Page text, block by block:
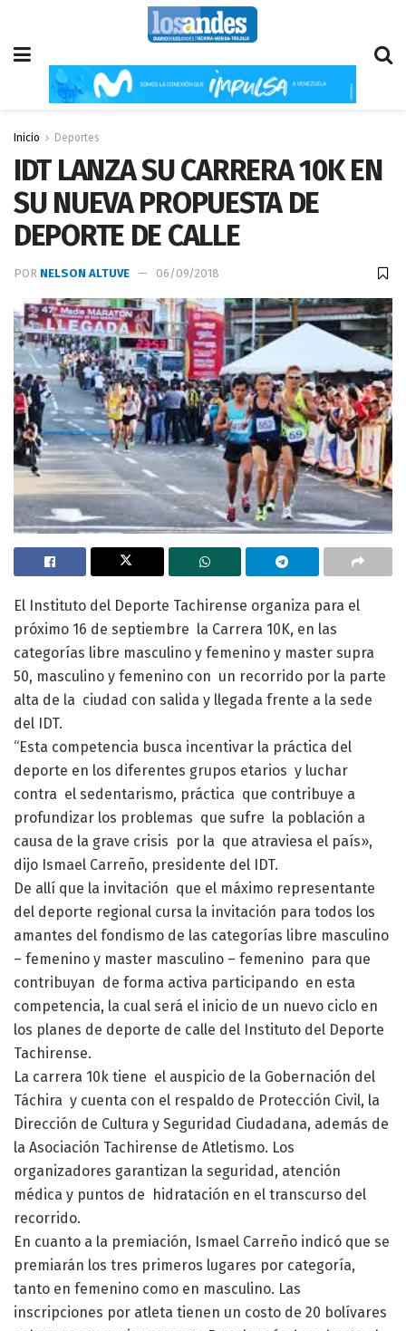
Inicio Deportes
IDT LANZA SU CARRERA 10K EN
SU NUEVA PROPUESTA DE
DEPORTE DE CALLE
POR NELSON ALTUVE 06/09/2018
El Instituto del Deporte Tachirense organiza para el
próximo 16 de septiembre la Carrera 10K, en las
categorías libre masculino y femenino y master supra
50, masculino y femenino con un recorrido por la parte
alta de la ciudad con salida y llegada frente a la sede
del IDT.
“Esta competencia busca incentivar la práctica del
deporte en los diferentes grupos etarios y luchar
contra el sedentarismo, práctica que contribuye a
profundizar los problemas que sufre la población a
causa de la grave crisis por la que atraviesa el país»,
dijo Ismael Carreño, presidente del IDT.
De allí que la invitación que el máximo representante
del deporte regional cursa la invitación para todos los
amantes del fondismo de las categorías libre masculino
– femenino y master masculino – femenino para que
contribuyan de forma activa participando en esta
competencia, la cual será el inicio de un nuevo ciclo en
los planes de deporte de calle del Instituto del Deporte
Tachirense.
La carrera 10k tiene el auspicio de la Gobernación del
Táchira y cuenta con el respaldo de Protección Civil, la
Dirección de Cultura y Seguridad Ciudadana, además de
la Asociación Tachirense de Atletismo. Los
organizadores garantizan la seguridad, atención
médica y puntos de hidratación en el transcurso del
recorrido.
En cuanto a la premiación, Ismael Carreño indicó que se
premiarán los tres primeros lugares por categoría,
tanto en femenino como en masculino. Las
inscripciones por atleta tienen un costo de 20 bolívares